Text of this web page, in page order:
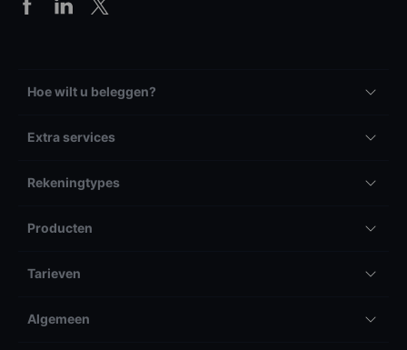
Hoe wilt u beleggen?
Extra services
Rekeningtypes
Producten
Tarieven
Algemeen